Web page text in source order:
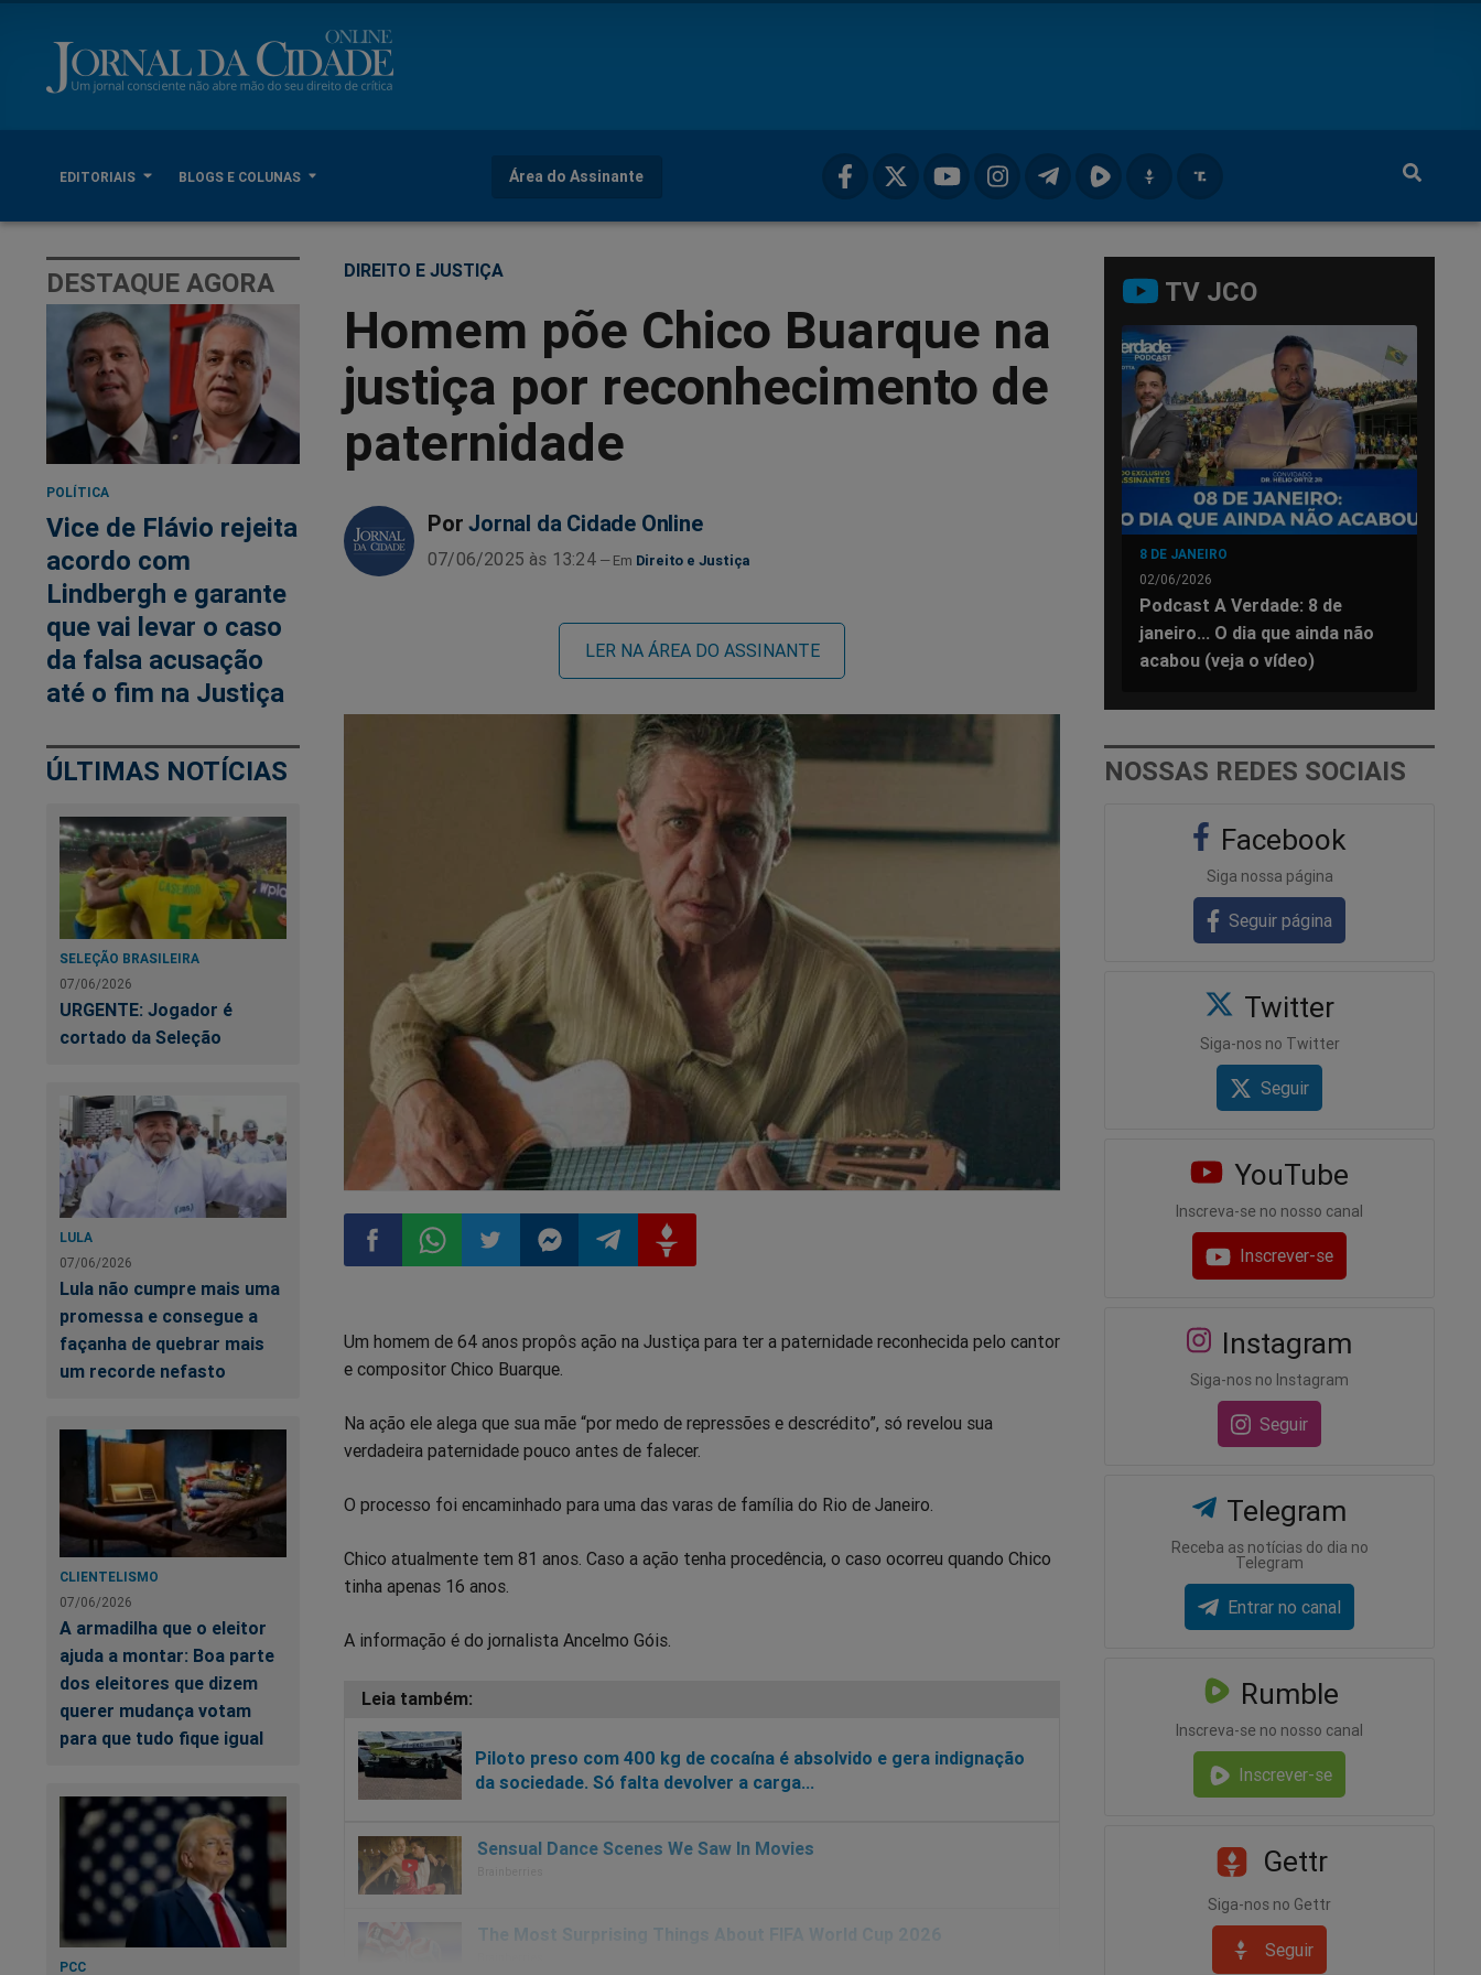
EDITORIAIS BLOGS E COLUNAS Área do Assinante
DESTAQUE AGORA
POLÍTICA
Vice de Flávio rejeita
acordo com
Lindbergh e garante
que vai levar o caso
da falsa acusação
até o fim na Justiça
ÚLTIMAS NOTÍCIAS
SELEÇÃO BRASILEIRA
07/06/2026
URGENTE: Jogador é
cortado da Seleção
LULA
07/06/2026
Lula não cumpre mais uma
promessa e consegue a
façanha de quebrar mais
um recorde nefasto
CLIENTELISMO
07/06/2026
A armadilha que o eleitor
ajuda a montar: Boa parte
dos eleitores que dizem
querer mudança votam
para que tudo fique igual
PCC
DIREITO E JUSTIÇA
Homem põe Chico Buarque na
justiça por reconhecimento de
paternidade
Por Jornal da Cidade Online
07/06/2025 às 13:24 Direito e Justiça
LER NA ÁREA DO ASSINANTE
no
no
no
no
no
no
Um homem de 64 anos propôs ação na Justiça para ter a paternidade reconhecida pelo cantor
e compositor Chico Buarque.
Na ação ele alega que sua mãe “por medo de repressões e descrédito”, só revelou sua
verdadeira paternidade pouco antes de falecer.
O processo foi encaminhado para uma das varas de família do Rio de Janeiro.
Chico atualmente tem 81 anos. Caso a ação tenha procedência, o caso ocorreu quando Chico
tinha apenas 16 anos.
A informação é do jornalista Ancelmo Góis.
Piloto preso com 400 kg de cocaína é absolvido e gera indignação
da sociedade. Só falta devolver a carga...
TV JCO
8 DE JANEIRO
02/06/2026
Podcast A Verdade: 8 de
janeiro... O dia que ainda não
acabou (veja o vídeo)
NOSSAS REDES SOCIAIS
Facebook
Siga nossa página
Seguir página
Twitter
Siga-nos no Twitter
Seguir
YouTube
Inscreva-se no nosso canal
Inscrever-se
Instagram
Siga-nos no Instagram
Seguir
Telegram
Receba as notícias do dia no
Telegram
Entrar no canal
Rumble
Inscreva-se no nosso canal
Inscrever-se
Gettr
Siga-nos no Gettr
Seguir